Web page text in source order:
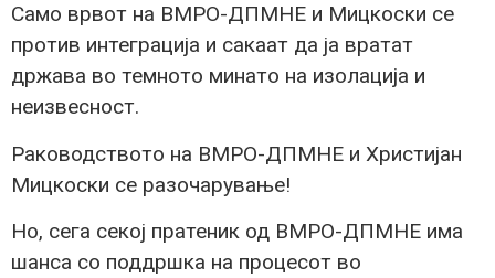
Само врвот на ВМРО-ДПМНЕ и Мицкоски се
против интеграција и сакаат да ја вратат
држава во темното минато на изолација и
неизвесност.
Раководството на ВМРО-ДПМНЕ и Христијан
Мицкоски се разочарување!
Но, сега секој пратеник од ВМРО-ДПМНЕ има
шанса со поддршка на процесот во